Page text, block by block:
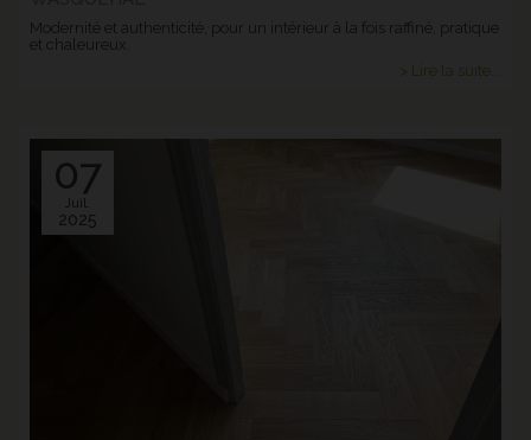
Modernité et authenticité, pour un intérieur à la fois raffiné, pratique
et chaleureux.
> Lire la suite...
07
Juil.
2025